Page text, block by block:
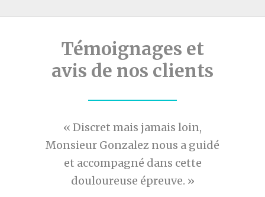
Témoignages et
avis de nos clients
« Discret mais jamais loin,
Monsieur Gonzalez nous a guidé
et accompagné dans cette
douloureuse épreuve. »